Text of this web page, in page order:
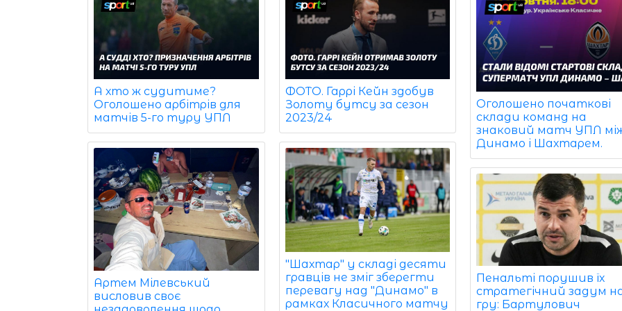
А хто ж судитиме?
Оголошено арбітрів для
матчів 5-го туру УПЛ
Артем Мілевський
висловив своє
ФОТО. Гаррі Кейн здобув
Золоту бутсу за сезон
2023/24
"Шахтар" у складі десяти
гравців не зміг зберегти
перевагу над "Динамо" в
рамках Класичного матчу
Оголошено початкові
склади команд на
знаковий матч УПЛ
Динамо і Шахтарем.
Пенальті порушив їх
стратегічний задум
гру: Бартулович